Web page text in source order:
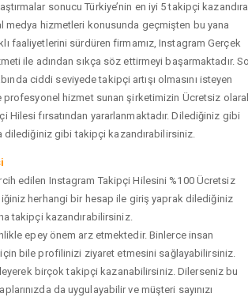
sonucu Türkiye’nin en iyi 5 takipçi
medya hizmetleri konusunda geçmişten bu yana
faaliyetlerini sürdüren firmamız, Instagram Gerçek
ile adından sıkça söz ettirmeyi başarmaktadır.
ciddi seviyede takipçi artışı olmasını isteyen
profesyonel hizmet sunan şirketimizin Ücretsiz
Hilesi fırsatından yararlanmaktadır. Dilediğiniz gibi
dilediğiniz gibi takipçi kazandırabilirsiniz.
edilen Instagram Takipçi Hilesini %100 Ücretsiz
herhangi bir hesap ile giriş yaprak dilediğiniz
takipçi kazandırabilirsiniz.
epey önem arz etmektedir. Binlerce insan
bile profilinizi ziyaret etmesini sağlayabilirsiniz.
birçok takipçi kazanabilirsiniz. Dilerseniz bu
da uygulayabilir ve müşteri sayınızı